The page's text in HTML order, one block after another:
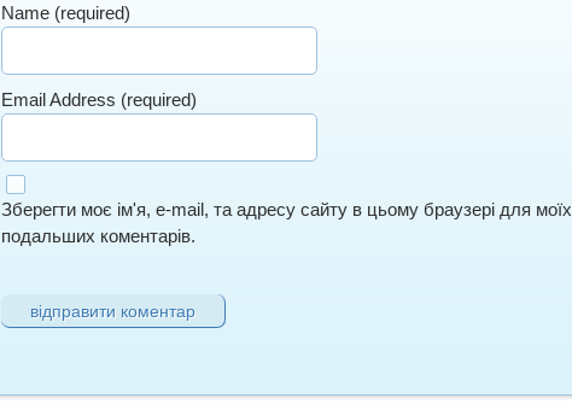
Name (required)
Email Address (required)
Зберегти моє ім'я, e-mail, та адресу сайту в цьому браузері для моїх
подальших коментарів.